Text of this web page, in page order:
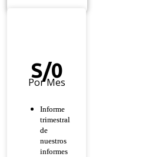
S/0
Por Mes
Informe
trimestral
de
nuestros
informes